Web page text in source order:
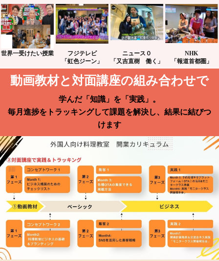
世界一受けたい授業
フジテレビ
「虹色ジーン」
ニュース０
「又吉直樹 働く」
NHK
「報道首都圏」
動画教材と対面講座の組み合わせで
学んだ「知識」を「実践」。
毎月進捗をトラッキングして課題を解決し、結果に結びつ
けます